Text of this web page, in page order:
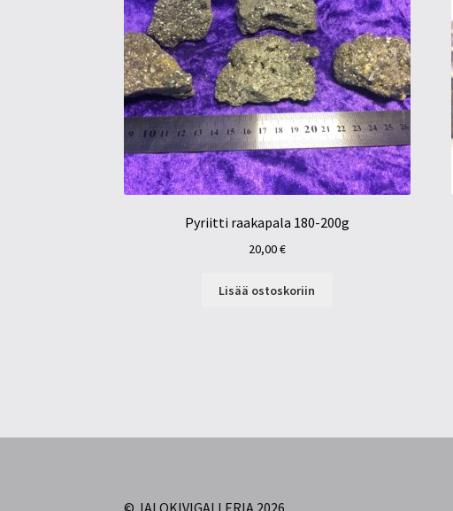
Pyriitti raakapala 180-200g
20,00€
Lisää ostoskoriin